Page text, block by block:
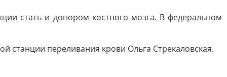
стать и донором костного мозга. В федеральном
станции переливания крови Ольга Стрекаловская.